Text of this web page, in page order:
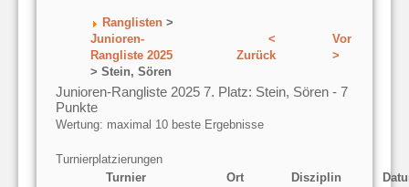
Ranglisten >
Junioren-
Rangliste 2025
> Stein, Sören
<
Zurück
Vor
>
Junioren-Rangliste 2025 7. Platz: Stein, Sören - 7
Punkte
Wertung: maximal 10 beste Ergebnisse
Turnierplatzierungen
Turnier
Ort Disziplin